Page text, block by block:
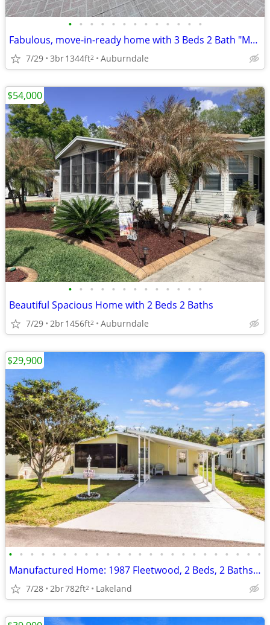
• • • • • • • • • • • • •
Fabulous, move-in-ready home with 3 Beds 2 Bath "Must See"
7/29 3br1344ft2 Auburndale
• • • • • • • • • • • • •
Beautiful Spacious Home with 2 Beds 2 Baths
7/29 2br1456ft2 Auburndale
$54,000
• • • • • • • • • • • • • • • • • • • • • • • •
Manufactured Home: 1987 Fleetwood, 2 Beds, 2 Baths in Pine Ridge
7/28 2br782ft2 Lakeland
$29,900